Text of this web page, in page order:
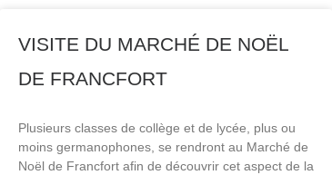
VISITE DU MARCHÉ DE NOËL
DE FRANCFORT
Plusieurs classes de collège et de lycée, plus ou
moins germanophones, se rendront au Marché de
Noël de Francfort afin de découvrir cet aspect de la